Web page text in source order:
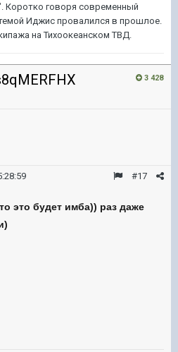
Коротко говоря современный
Иджис провалился в прошлое.
на Тихоокеанском ТВД.
3 428
#17
то это будет имба)) раз даже